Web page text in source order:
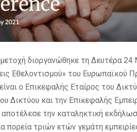
διοργανώθηκε τη Δευτέρα 24
Εθελοντισμού» του Ευρωπαϊκού
ο Επικεφαλής Εταίρος του
Δικτύου και την Επικεφαλής
αποτέλεσε την καταληκτική
πορεία τριών ετών γεμάτη